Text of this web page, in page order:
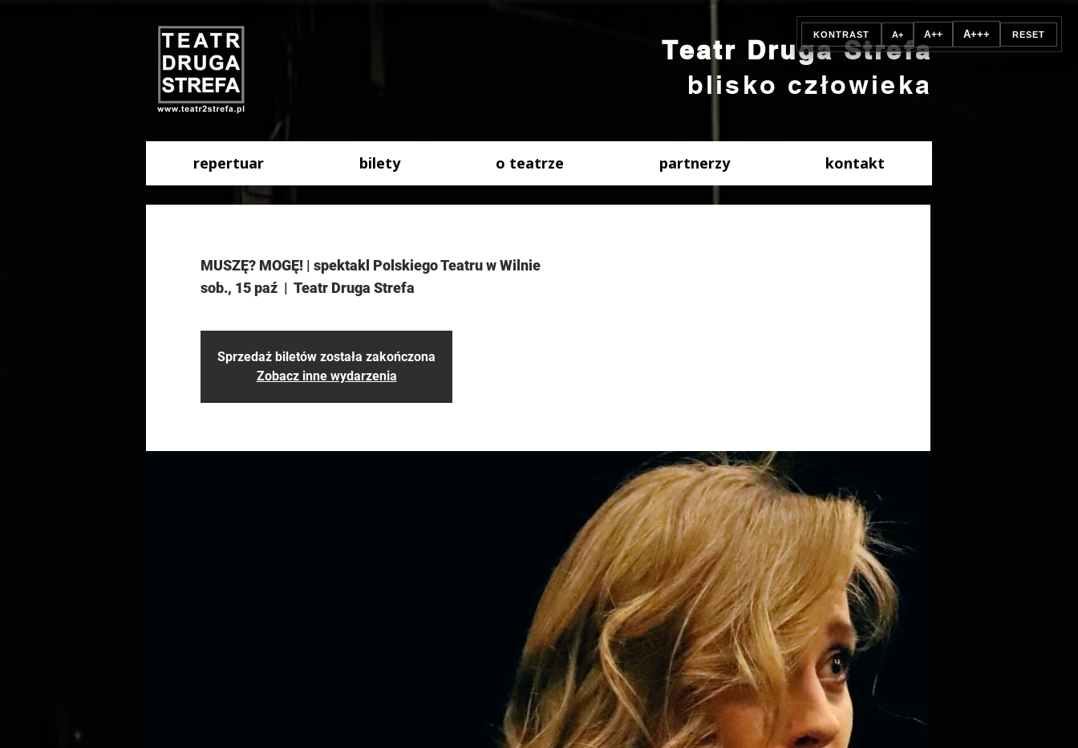
Teatr Druga Strefa
blisko człowieka
repertuar bilety o teatrze partnerzy kontakt
MUSZĘ? MOGĘ! | spektakl Polskiego Teatru w Wilnie
sob., 15 paź
  |
Teatr Druga Strefa
Sprzedaż biletów została zakończona
Zobacz inne wydarzenia
KONTRAST A+ A++ A+++ RESET